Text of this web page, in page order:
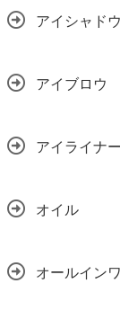
アイシャドウ
アイブロウ
アイライナー
オイル
オールイン